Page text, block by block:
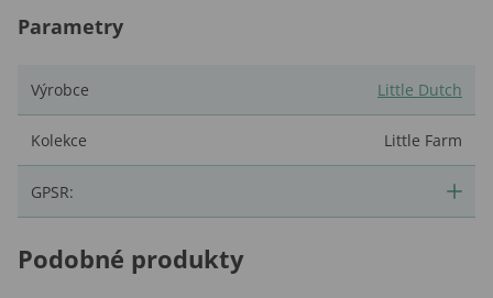
Parametry
Výrobce Little Dutch
Kolekce Little Farm
GPSR:
Podobné produkty